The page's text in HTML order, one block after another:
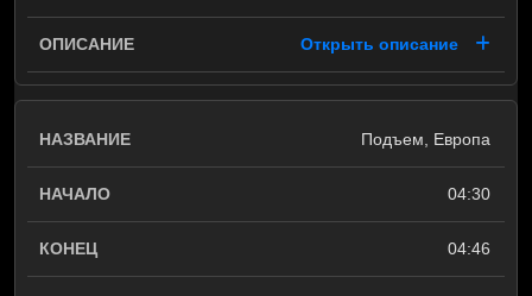
Открыть описание
Подъем, Европа
04:30
04:46